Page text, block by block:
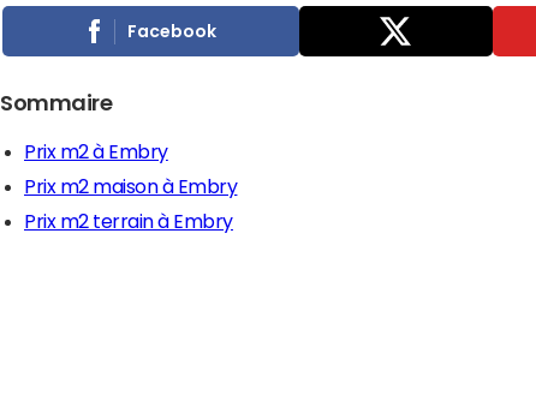
Facebook
Sommaire
Prix m2 à Embry
Prix m2 maison à Embry
Prix m2 terrain à Embry